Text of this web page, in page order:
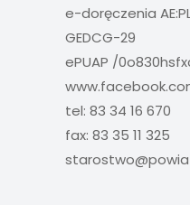
e-doręczenia
GEDCG-29
ePUAP /
tel: 83 34 16 670
fax: 83 35 11 325